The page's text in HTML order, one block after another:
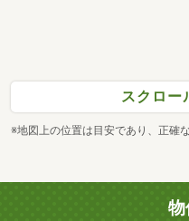
スクロー
※地図上の位置は目安であり、正確